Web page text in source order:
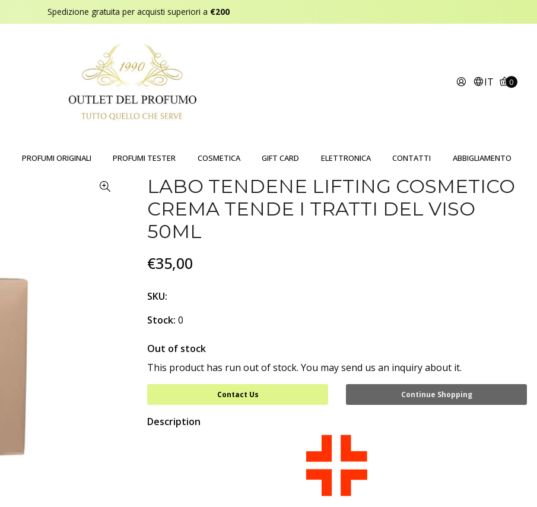
Spedizione gratuita per acquisti superiori a €200
IT 0
PROFUMI ORIGINALI PROFUMI TESTER COSMETICA GIFT CARD ELETTRONICA CONTATTI ABBIGLIAMENTO
LABO TENDENE LIFTING COSMETICO
CREMA TENDE I TRATTI DEL VISO
50ML
€35,00
SKU:
Stock: 0
Out of stock
This product has run out of stock. You may send us an inquiry about it.
Contact Us Continue Shopping
Description